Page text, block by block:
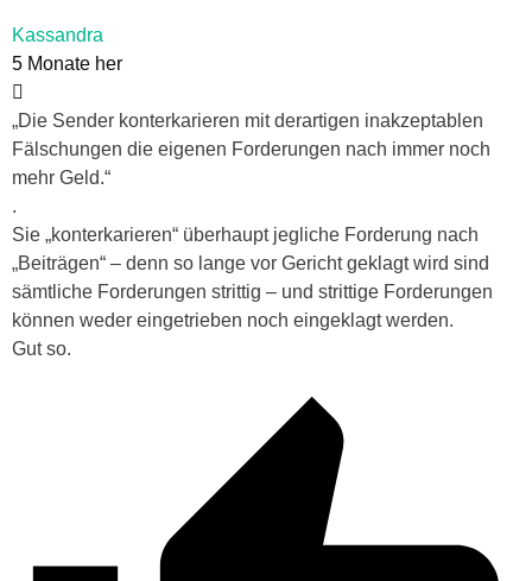
Kassandra
5 Monate her
„Die Sender konterkarieren mit derartigen inakzeptablen
Fälschungen die eigenen Forderungen nach immer noch
mehr Geld.“
.
Sie „konterkarieren“ überhaupt jegliche Forderung nach
„Beiträgen“ – denn so lange vor Gericht geklagt wird sind
sämtliche Forderungen strittig – und strittige Forderungen
können weder eingetrieben noch eingeklagt werden.
Gut so.